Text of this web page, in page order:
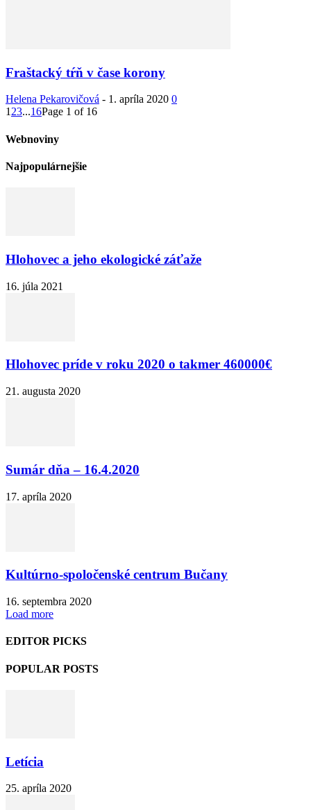
Fraštacký tŕň v čase korony
Helena Pekarovičová - 1. apríla 2020 0
123...16Page 1 of 16
Webnoviny
Najpopulárnejšie
Hlohovec a jeho ekologické záťaže
16. júla 2021
Hlohovec príde v roku 2020 o takmer 460000€
21. augusta 2020
Sumár dňa – 16.4.2020
17. apríla 2020
Kultúrno-spoločenské centrum Bučany
16. septembra 2020
Load more
EDITOR PICKS
POPULAR POSTS
Letícia
25. apríla 2020